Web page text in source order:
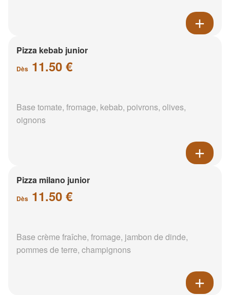
Pizza kebab junior
Dès 11.50 €
Base tomate, fromage, kebab, poivrons, olives,
oignons
Pizza milano junior
Dès 11.50 €
Base crème fraîche, fromage, jambon de dinde,
pommes de terre, champignons